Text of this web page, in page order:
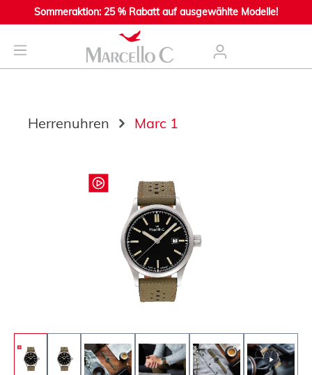
springen
Sommeraktion: 25 % Rabatt auf ausgewählte Modelle!
Herrenuhren Marc 1